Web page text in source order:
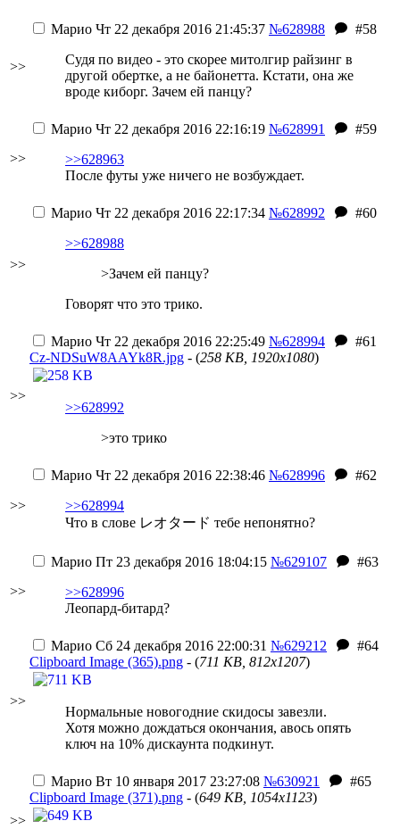
>>
Марио Чт 22 декабря 2016 21:45:37 №628988
#58
Судя по видео - это скорее митолгир райзинг в
другой обертке, а не байонетта. Кстати, она же
вроде киборг. Зачем ей панцу?
>>
Марио Чт 22 декабря 2016 22:16:19 №628991
#59
>>628963
После футы уже ничего не возбуждает.
>>
Марио Чт 22 декабря 2016 22:17:34 №628992
#60
>>628988
>Зачем ей панцу?
Говорят что это трико.
>>
Марио Чт 22 декабря 2016 22:25:49 №628994
#61
Cz-NDSuW8AAYk8R.jpg - (258 KB, 1920x1080)
>>628992
>это трико
>>
Марио Чт 22 декабря 2016 22:38:46 №628996
#62
>>628994
Что в слове レオタード тебе непонятно?
>>
Марио Пт 23 декабря 2016 18:04:15 №629107
#63
>>628996
Леопард-битард?
>>
Марио Сб 24 декабря 2016 22:00:31 №629212
#64
Clipboard Image (365).png - (711 KB, 812x1207)
Нормальные новогодние скидосы завезли.
Хотя можно дождаться окончания, авось опять
ключ на 10% дискаунта подкинут.
>>
Марио Вт 10 января 2017 23:27:08 №630921
#65
Clipboard Image (371).png - (649 KB, 1054x1123)